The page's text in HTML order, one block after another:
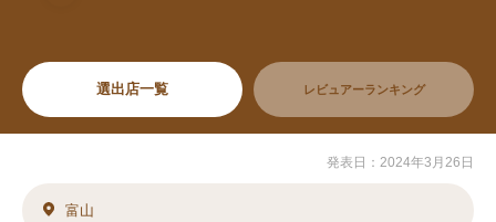
選出店一覧 レビュアーランキング
発表日：2024年3月26日
富山